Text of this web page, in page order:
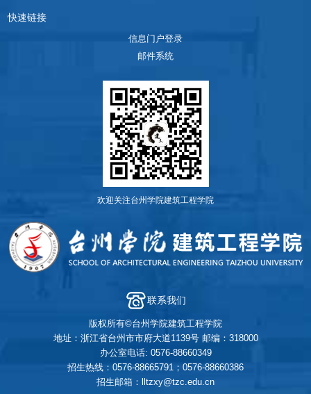
快速链接
信息门户登录
邮件系统
欢迎关注台州学院建筑工程学院
联系我们
版权所有©台州学院建筑工程学院
地址：浙江省台州市市府大道1139号 邮编：318000
办公室电话: 0576-88660349
招生热线：0576-88665791；0576-88660386
招生邮箱：lltzxy@tzc.edu.cn